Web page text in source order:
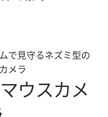
で見守るネズミ型の
メラ
ウスカメ